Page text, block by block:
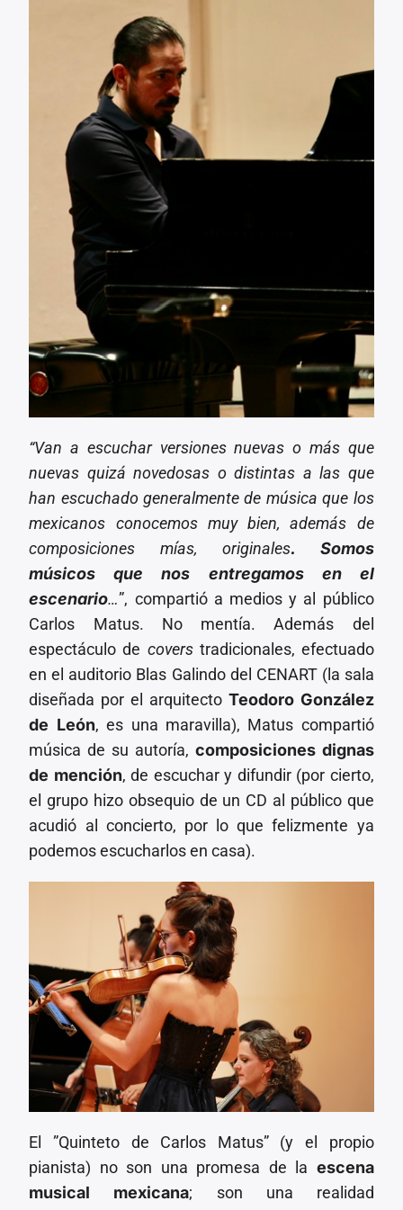
“Van a escuchar versiones nuevas o más que
nuevas quizá novedosas o distintas a las que
han escuchado generalmente de música que los
mexicanos conocemos muy bien, además de
composiciones mías, originales. Somos
músicos que nos entregamos en el
escenario…”, compartió a medios y al público
Carlos Matus. No mentía. Además del
espectáculo de coverstradicionales, efectuado
en el auditorio Blas Galindo del CENART (la sala
diseñada por el arquitecto Teodoro González
de León, es una maravilla), Matus compartió
música de su autoría, composiciones dignas
de mención, de escuchar y difundir (por cierto,
el grupo hizo obsequio de un CD al público que
acudió al concierto, por lo que felizmente ya
podemos escucharlos en casa).
El ”Quinteto de Carlos Matus” (y el propio
pianista) no son una promesa de la escena
musical mexicana; son una realidad